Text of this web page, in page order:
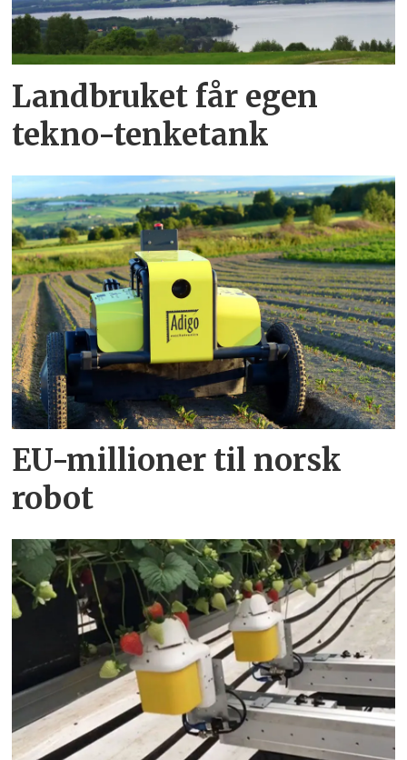
Landbruket får egen
tekno-tenketank
EU-millioner til norsk
robot